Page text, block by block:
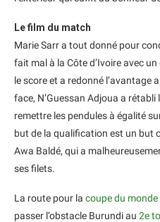
Le film du match
Marie Sarr a tout donné pour
fait mal à la Côte d’Ivoire avec
le score et a redonné l’avantage
face, N’Guessan Adjoua a
remettre les pendules à égalité
but de la qualification est un but
Awa Baldé, qui a
ses filets.
La route pour la coupe du monde
passer l’obstacle Burundi au 2e